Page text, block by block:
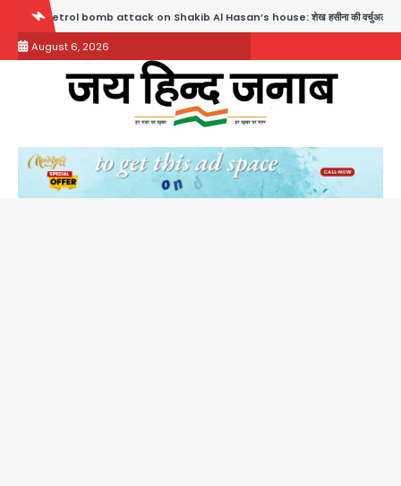
content
attack on Shakib Al Hasan’s house: शेख हसीना की वर्चुअल प्रेस कॉन्फ्रेंस में जुड़ने पर भड़का
August 6, 2026